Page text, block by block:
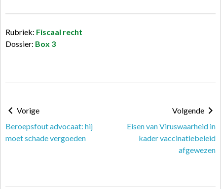
Rubriek: Fiscaal recht
Dossier: Box 3
Vorige
Beroepsfout advocaat: hij
moet schade vergoeden
Volgende
Eisen van Viruswaarheid in
kader vaccinatiebeleid
afgewezen